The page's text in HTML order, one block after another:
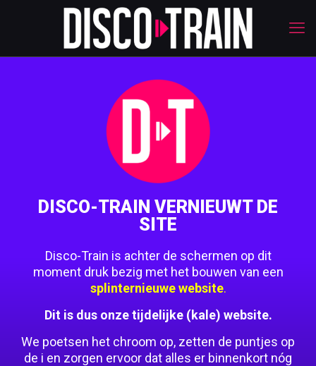
DISCO-TRAIN VERNIEUWT DE
SITE
Disco-Train is achter de schermen op dit
moment druk bezig met het bouwen van een
splinternieuwe website.
Dit is dus onze tijdelijke (kale) website.
We poetsen het chroom op, zetten de puntjes op
de i en zorgen ervoor dat alles er binnenkort nóg